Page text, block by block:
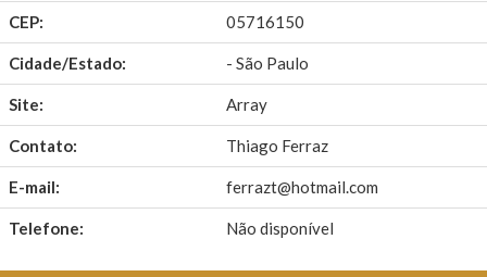
CEP: 05716150
Cidade/Estado: - São Paulo
Site: Array
Contato: Thiago Ferraz
E-mail: ferrazt@hotmail.com
Telefone: Não disponível